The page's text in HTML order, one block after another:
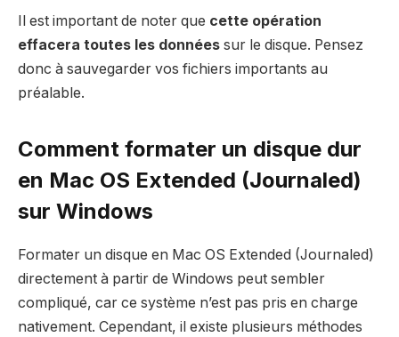
Il est important de noter que cette opération
effacera toutes les données sur le disque. Pensez
donc à sauvegarder vos fichiers importants au
préalable.
Comment formater un disque dur
en Mac OS Extended (Journaled)
sur Windows
Formater un disque en Mac OS Extended (Journaled)
directement à partir de Windows peut sembler
compliqué, car ce système n’est pas pris en charge
nativement. Cependant, il existe plusieurs méthodes